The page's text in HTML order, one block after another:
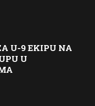
U-9 EKIPU NA
U